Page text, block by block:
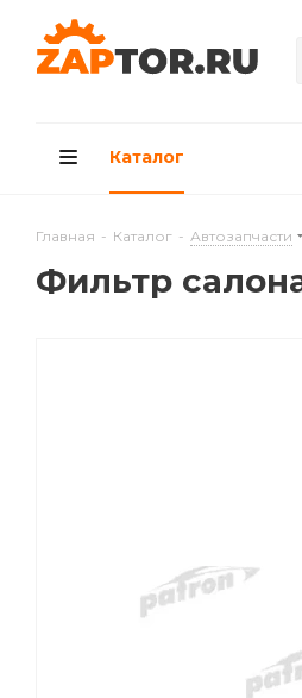
Каталог
Главная - Каталог - Автозапчасти
Фильтр салона